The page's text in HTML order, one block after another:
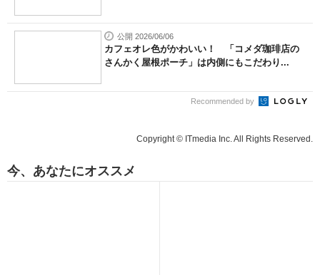
公開 2026/06/06
カフェオレ色がかわいい！ 「コメダ珈琲店の
さんかく屋根ポーチ」は内側にもこだわり...
Recommended by
Copyright © ITmedia Inc. All Rights Reserved.
今、あなたにオススメ